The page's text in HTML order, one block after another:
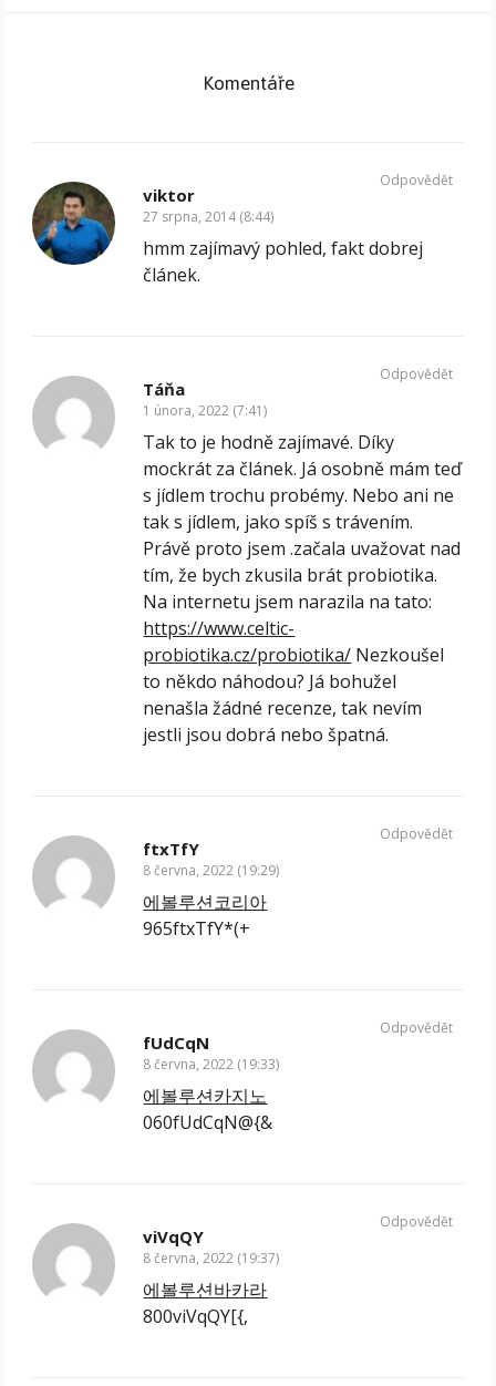
Komentáře
viktor
27 srpna, 2014 (8:44)
hmm zajímavý pohled, fakt dobrej
článek.
Odpovědět
Táňa
1 února, 2022 (7:41)
Tak to je hodně zajímavé. Díky
mockrát za článek. Já osobně mám teď
s jídlem trochu probémy. Nebo ani ne
tak s jídlem, jako spíš s trávením.
Právě proto jsem .začala uvažovat nad
tím, že bych zkusila brát probiotika.
Na internetu jsem narazila na tato:
https://www.celtic-
probiotika.cz/probiotika/ Nezkoušel
to někdo náhodou? Já bohužel
nenašla žádné recenze, tak nevím
jestli jsou dobrá nebo špatná.
Odpovědět
ftxTfY
8 června, 2022 (19:29)
에볼루션코리아
965ftxTfY*(+
Odpovědět
fUdCqN
8 června, 2022 (19:33)
에볼루션카지노
060fUdCqN@{&
Odpovědět
viVqQY
8 června, 2022 (19:37)
에볼루션바카라
800viVqQY[{,
Odpovědět